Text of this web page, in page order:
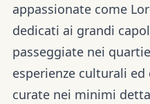
appassionate come
dedicati ai grandi
passeggiate nei
esperienze culturali
curate nei minimi